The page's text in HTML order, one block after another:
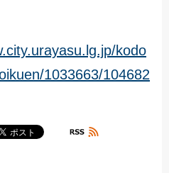
kodo
1033663/104682